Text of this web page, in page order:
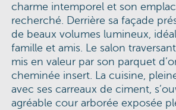
charme intemporel et son
recherché. Derrière sa façade
de beaux volumes lumineux,
famille et amis. Le salon
mis en valeur par son parquet
cheminée insert. La cuisine,
avec ses carreaux de ciment,
agréable cour arborée exposée